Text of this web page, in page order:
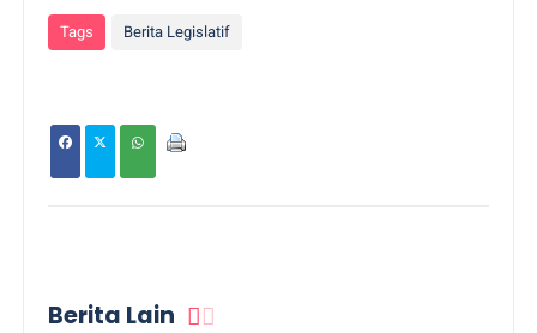
Tags Berita Legislatif
Berita Lain